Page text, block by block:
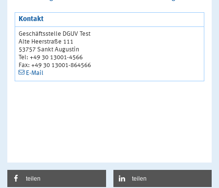
Kontakt
Geschäftsstelle DGUV Test
Alte Heerstraße 111
53757 Sankt Augustin
Tel: +49 30 13001-4566
Fax: +49 30 13001-864566
E-Mail
teilen teilen